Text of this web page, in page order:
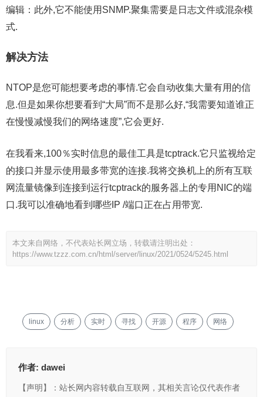
编辑：此外,它不能使用SNMP.聚集需要是日志文件或混杂模
式.
解决方法
NTOP是您可能想要考虑的事情.它会自动收集大量有用的信
息.但是如果你想要看到“大局”而不是那么好,“我需要知道谁正
在慢慢减慢我们的网络速度”,它会更好.
在我看来,100％实时信息的最佳工具是tcptrack.它只监视给定
的接口并显示使用最多带宽的连接.我将交换机上的所有互联
网流量镜像到连接到运行tcptrack的服务器上的专用NIC的端
口.我可以准确地看到哪些IP /端口正在占用带宽.
本文来自网络，不代表站长网立场，转载请注明出处：
https://www.tzzz.com.cn/html/server/linux/2021/0524/5245.html
linux 分析 实时 寻找 开源 程序 网络
作者: dawei
【声明】：站长网内容转载自互联网，其相关言论仅代表作者